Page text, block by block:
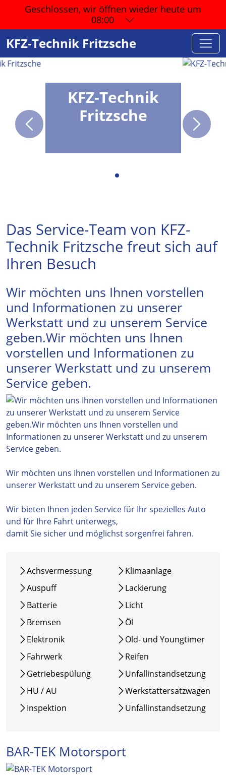
Geschlossen, wir öffnen wieder heute um
08:00
KFZ-Technik Fritzsche
KFZ-Technik
Fritzsche
Das Service-Team von KFZ-
Technik Fritzsche freut sich auf
Ihren Besuch
Wir möchten uns Ihnen vorstellen
und Informationen zu unserer
Werkstatt und zu unserem Service
geben.Wir möchten uns Ihnen
vorstellen und Informationen zu
unserer Werkstatt und zu unserem
Service geben.
Wir möchten uns Ihnen vorstellen und Informationen zu
unserer Werkstatt und zu unserem Service geben.
Wir bieten Ihnen jeden Service für Ihr spezielles Auto
und für Ihre Fahrt unterwegs,
damit Sie sicher und möglichst sorgenfrei fahren.
Achsvermessung
Auspuff
Batterie
Bremsen
Elektronik
Fahrwerk
Getriebespülung
HU / AU
Inspektion
Klimaanlage
Lackierung
Licht
Öl
Old- und Youngtimer
Reifen
Unfallinstandsetzung
Werkstattersatzwagen
Unfallinstandsetzung
BAR-TEK Motorsport